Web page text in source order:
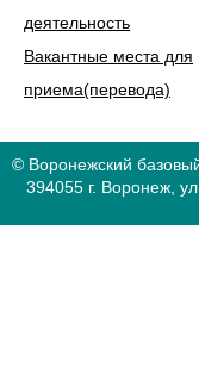
деятельность
Вакантные места для
приема(перевода)
© Воронежский
394055 г. Воронеж,